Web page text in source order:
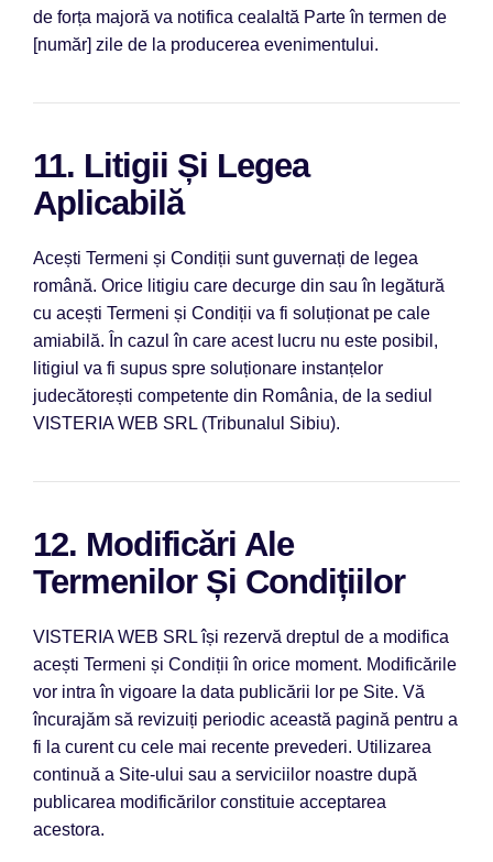
de forța majoră va notifica cealaltă Parte în termen de
[număr] zile de la producerea evenimentului.
11. Litigii Și Legea
Aplicabilă
Acești Termeni și Condiții sunt guvernați de legea
română. Orice litigiu care decurge din sau în legătură
cu acești Termeni și Condiții va fi soluționat pe cale
amiabilă. În cazul în care acest lucru nu este posibil,
litigiul va fi supus spre soluționare instanțelor
judecătorești competente din România, de la sediul
VISTERIA WEB SRL (Tribunalul Sibiu).
12. Modificări Ale
Termenilor Și Condițiilor
VISTERIA WEB SRL își rezervă dreptul de a modifica
acești Termeni și Condiții în orice moment. Modificările
vor intra în vigoare la data publicării lor pe Site. Vă
încurajăm să revizuiți periodic această pagină pentru a
fi la curent cu cele mai recente prevederi. Utilizarea
continuă a Site-ului sau a serviciilor noastre după
publicarea modificărilor constituie acceptarea
acestora.